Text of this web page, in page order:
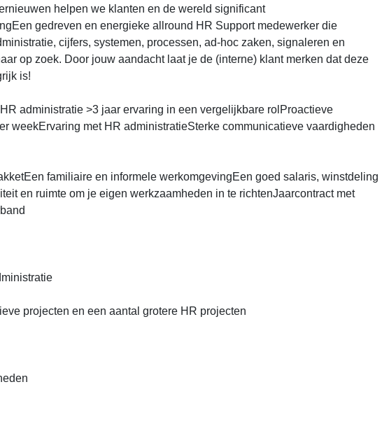
helpen we klanten en de wereld significant
gedreven en energieke allround HR Support medewerker die
cijfers, systemen, processen, ad-hoc zaken, signaleren en
op zoek. Door jouw aandacht laat je de (interne) klant merken dat deze
is!
administratie >3 jaar ervaring in een vergelijkbare rolProactieve
weekErvaring met HR administratieSterke communicatieve vaardigheden
familiaire en informele werkomgevingEen goed salaris, winstdeling
en ruimte om je eigen werkzaamheden in te richtenJaarcontract met
projecten en een aantal grotere HR projecten